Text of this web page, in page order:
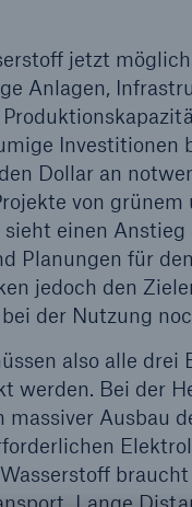
jetzt
Anlagen,
Investitionen
Dollar an
von
einen
Planungen für
jedoch den
der Nutzung
also alle drei
werden. Bei der
Ausbau